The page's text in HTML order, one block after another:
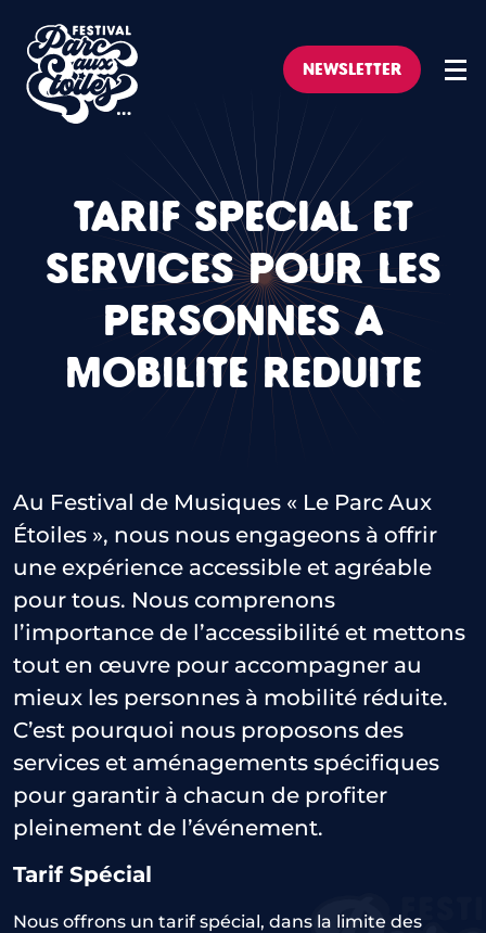
NEWSLETTER
TARIF SPÉCIAL ET
SERVICES POUR LES
PERSONNES À
MOBILITÉ RÉDUITE
Au Festival de Musiques « Le Parc Aux
Étoiles », nous nous engageons à offrir
une expérience accessible et agréable
pour tous. Nous comprenons
l’importance de l’accessibilité et mettons
tout en œuvre pour accompagner au
mieux les personnes à mobilité réduite.
C’est pourquoi nous proposons des
services et aménagements spécifiques
pour garantir à chacun de profiter
pleinement de l’événement.
Tarif Spécial
Nous offrons un tarif spécial, dans la limite des